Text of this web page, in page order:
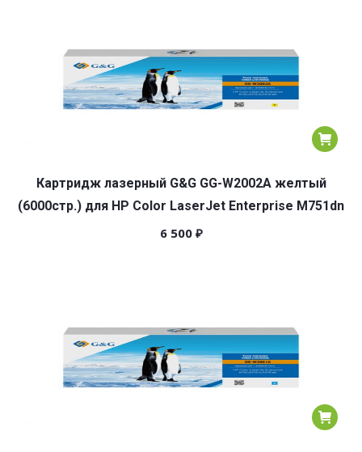
Картридж лазерный G&G GG-W2002A желтый
(6000стр.) для HP Color LaserJet Enterprise M751dn
6 500 ₽